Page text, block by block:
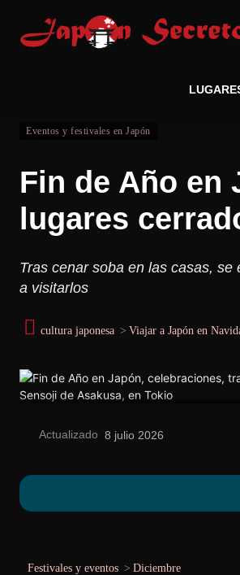
Eventos y festivales en Japón
Fin de Año en
lugares
Tras cenar soba en las casas,
a visitarlos
cultura japonesa > Viajar a Japón en
Actualizado 8 julio 2026
Festivales y eventos > Diciembre